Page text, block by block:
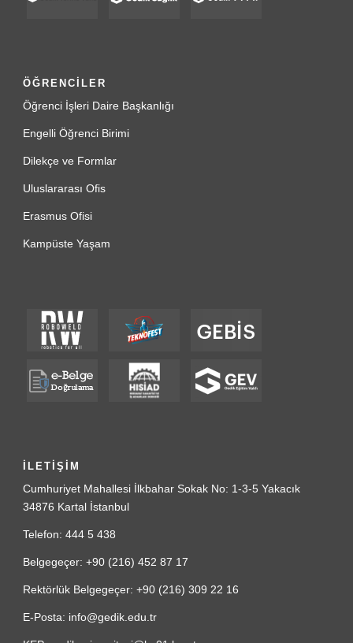
ÖĞRENCİLER
Öğrenci İşleri Daire Başkanlığı
Engelli Öğrenci Birimi
Dilekçe ve Formlar
Uluslararası Ofis
Erasmus Ofisi
Kampüste Yaşam
İLETİŞİM
Cumhuriyet Mahallesi İlkbahar Sokak No: 1-3-5 Yakacık
34876 Kartal İstanbul
Telefon: 444 5 438
Belgegeçer: +90 (216) 452 87 17
Rektörlük Belgegeçer: +90 (216) 309 22 16
E-Posta: info@gedik.edu.tr